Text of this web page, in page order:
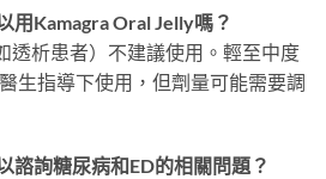
用Kamagra Oral Jelly嗎？
透析患者）不建議使用。輕至中度
生指導下使用，但劑量可能需要調
諮詢糖尿病和ED的相關問題？